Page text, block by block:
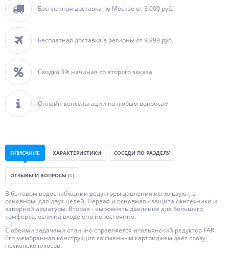
Бесплатная доставка по Москве от 3 000 руб.
Бесплатная доставка в регионы от 9 999 руб.
Скидка 3% начиная со второго заказа
Онлайн-консультации по любым вопросам
ОПИСАНИЕ ХАРАКТЕРИСТИКИ СОСЕДИ ПО РАЗДЕЛУ
ОТЗЫВЫ И ВОПРОСЫ (0)
В бытовом водоснабжении редукторы давления используют, в
основном, для двух целей. Первая и основная - защита сантехники и
запорной арматуры. Вторая - выровнять давление для большего
комфорта, если на входе оно непостоянно.
С обеими задачами отлично справляется итальянский редуктор FAR.
Его мембранная конструкция со сменным картриджем даёт сразу
несколько плюсов: